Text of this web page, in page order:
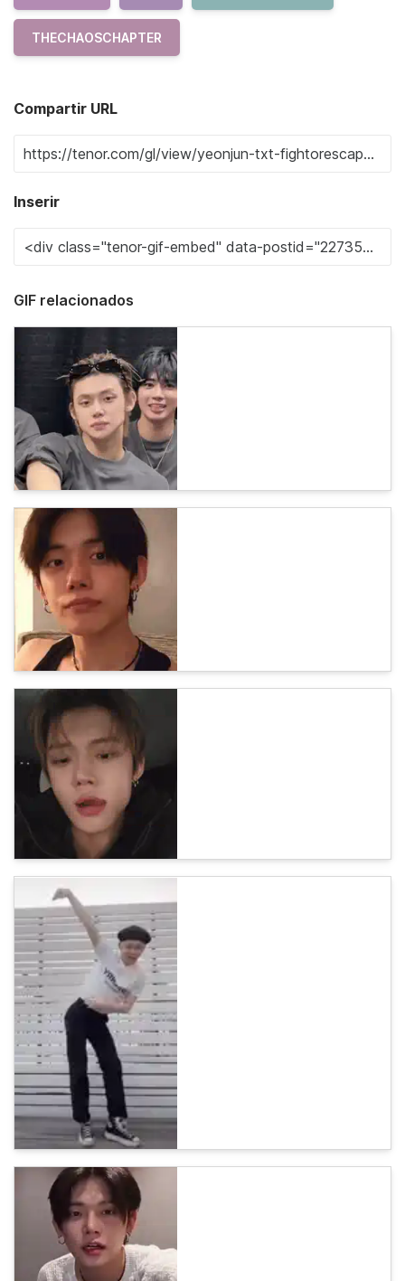
THECHAOSCHAPTER
Compartir URL
Inserir
GIF relacionados